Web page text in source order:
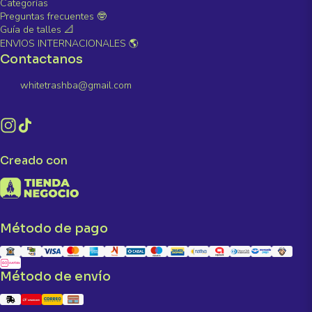
Categorías
Preguntas frecuentes 🤓
Guía de talles 📐
ENVIOS INTERNACIONALES 🌎
Contactanos
whitetrashba@gmail.com
Creado con
Método de pago
Método de envío